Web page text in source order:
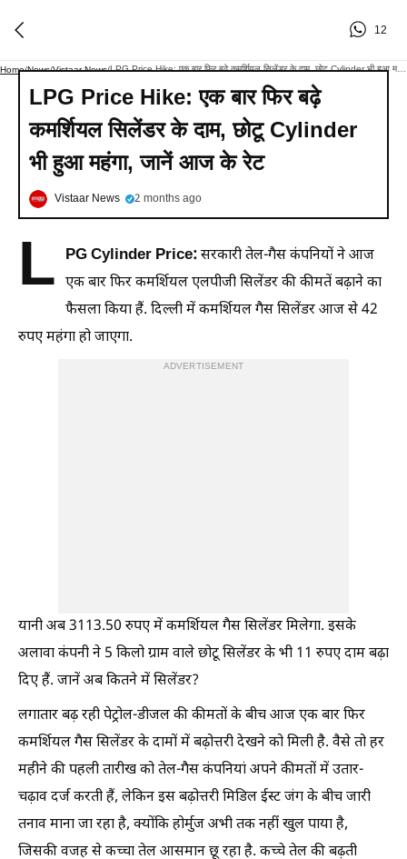
12
Home/News/Vistaar News/ LPG Price Hike: एक बार फिर बढ़े कमर्शियल सिलेंडर के दाम, छोटू Cylinder भी हुआ महंगा, जानें आज के रेट
LPG Price Hike: एक बार फिर बढ़े
कमर्शियल सिलेंडर के दाम, छोटू Cylinder
भी हुआ महंगा, जानें आज के रेट
Vistaar News 2 months ago
L PG Cylinder Price:सरकारी तेल-गैस कंपनियों ने आज
एक बार फिर कमर्शियल एलपीजी सिलेंडर की कीमतें बढ़ाने का
फैसला किया हैं. दिल्ली में कमर्शियल गैस सिलेंडर आज से 42
रुपए महंगा हो जाएगा.
ADVERTISEMENT
यानी अब 3113.50 रुपए में कमर्शियल गैस सिलेंडर मिलेगा. इसके
अलावा कंपनी ने 5 किलो ग्राम वाले छोटू सिलेंडर के भी 11 रुपए दाम बढ़ा
दिए हैं. जानें अब कितने में सिलेंडर?
लगातार बढ़ रही पेट्रोल-डीजल की कीमतों के बीच आज एक बार फिर
कमर्शियल गैस सिलेंडर के दामों में बढ़ोत्तरी देखने को मिली है. वैसे तो हर
महीने की पहली तारीख को तेल-गैस कंपनियां अपने कीमतों में उतार-
चढ़ाव दर्ज करती हैं, लेकिन इस बढ़ोत्तरी मिडिल ईस्ट जंग के बीच जारी
तनाव माना जा रहा है, क्योंकि होर्मुज अभी तक नहीं खुल पाया है,
जिसकी वजह से कच्चा तेल आसमान छू रहा है. कच्चे तेल की बढ़ती